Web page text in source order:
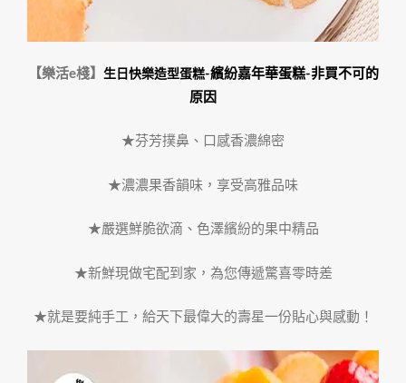
【樂活e棧】 生日快樂造型蛋糕-繽紛嘉年華蛋糕-非買不可的
原因
★芬芳撲鼻、口感香濃綿密
★濃濃果香韻味，享受高雅品味
★嚴選鮮脆欲滴、色澤繽紛的果中精品
★新鮮現做宅配到家，為您傳遞驚喜零時差
★就是要純手工，給天下最偉大的壽星一份貼心與感動！